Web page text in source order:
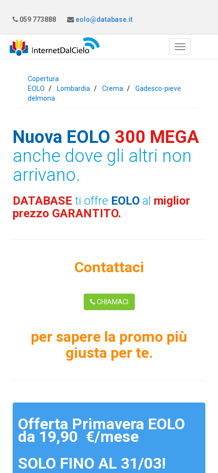
059 773888 eolo@database.it
Copertura
EOLO
Lombardia Crema
Gadesco-pieve
delmona
Nuova EOLO 300 MEGA
anche dove gli altri non
arrivano.
DATABASEti offre EOLO al miglior
prezzo GARANTITO.
Contattaci
CHIAMACI
per sapere la promo più
giusta per te.
Offerta Primavera EOLO
da 19,90 €/mese
SOLO FINO AL 31/03!